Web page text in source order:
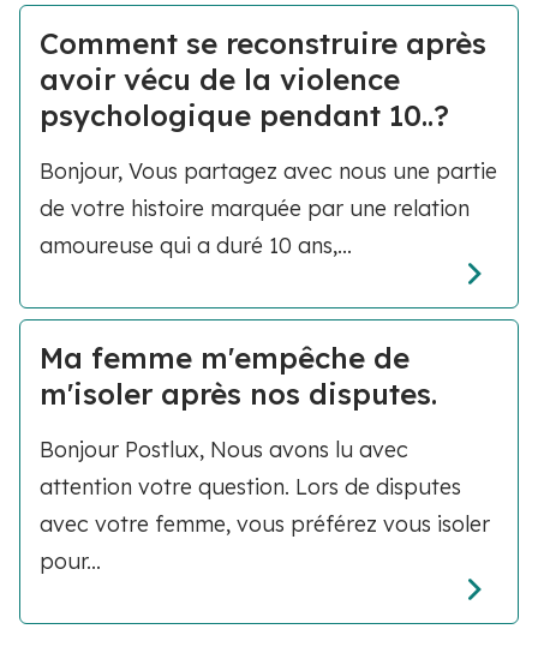
Comment se reconstruire après
avoir vécu de la violence
psychologique pendant 10..?
Bonjour, Vous partagez avec nous une partie
de votre histoire marquée par une relation
amoureuse qui a duré 10 ans,...
Ma femme m'empêche de
m'isoler après nos disputes.
Bonjour Postlux, Nous avons lu avec
attention votre question. Lors de disputes
avec votre femme, vous préférez vous isoler
pour...